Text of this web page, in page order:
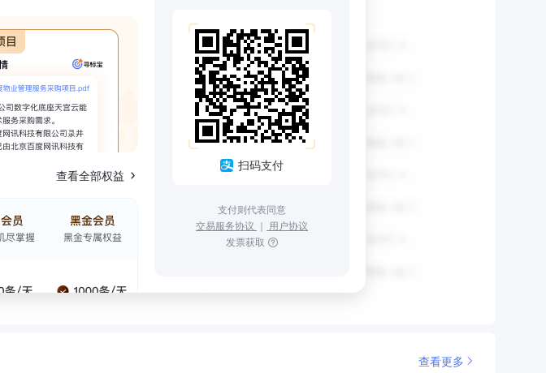
查看全部权益
扫码支付
支付则代表同意
交易服务协议 ｜ 用户协议
发票获取
查看更多